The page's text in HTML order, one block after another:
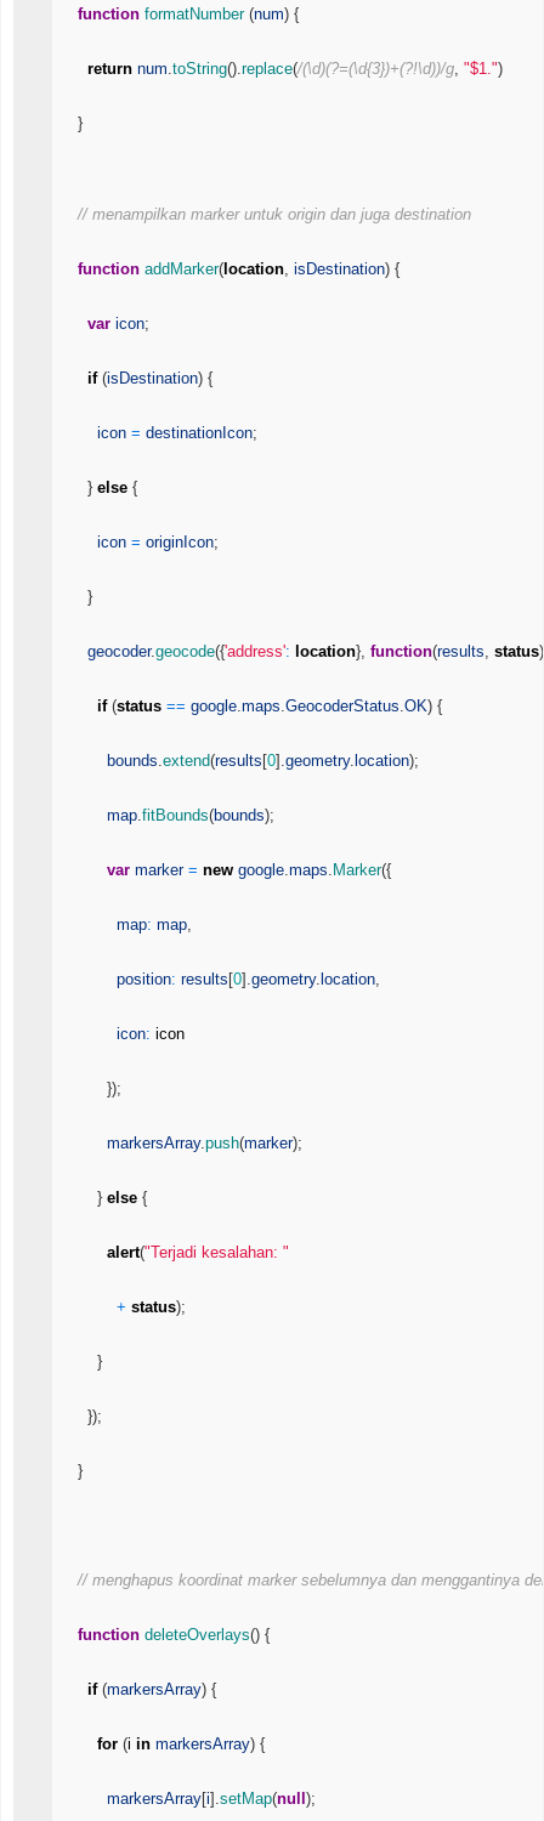
function formatNumber (num) {
return num.toString().replace(/(\d)(?=(\d{3})+(?!\d))/g, "$1.")
}
// menampilkan marker untuk origin dan juga destination
function addMarker( location, isDestination) {
var icon;
if (isDestination) {
icon = destinationIcon;
} else {
icon = originIcon;
}
geocoder.geocode({'address': location}, function(results, status)
if (status == google.maps.GeocoderStatus.OK) {
bounds.extend(results 0 .geometry. location);
map.fitBounds(bounds);
var marker = new google.maps. Marker({
map: map,
position: results 0 .geometry. location,
icon: icon
});
markersArray.push(marker);
} else {
alert("Terjadi kesalahan: "
+ status);
}
});
}
// menghapus koordinat marker sebelumnya dan menggantinya
function deleteOverlays() {
if (markersArray) {
for (i in markersArray) {
markersArray i .setMap(null );